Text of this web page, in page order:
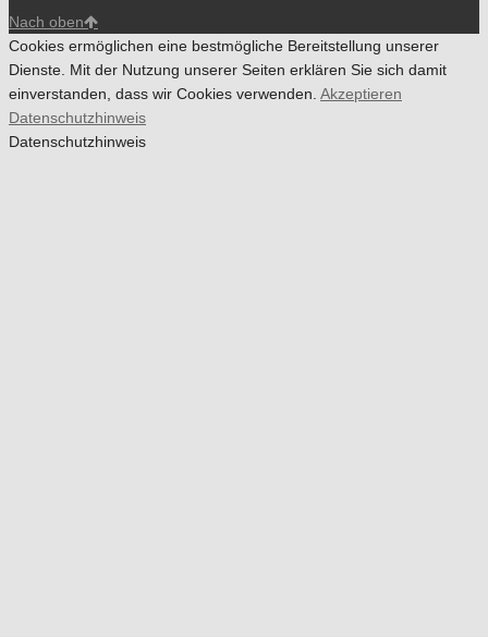
Nach oben
Cookies ermöglichen eine bestmögliche Bereitstellung unserer
Dienste. Mit der Nutzung unserer Seiten erklären Sie sich damit
einverstanden, dass wir Cookies verwenden. Akzeptieren
Datenschutzhinweis
Datenschutzhinweis